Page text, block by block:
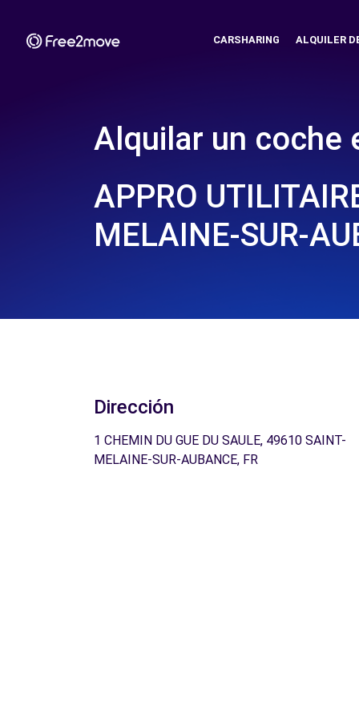
CARSHARING ALQUILER
Alquilar un coche
APPRO
MELAINE-SUR-
Dirección
1 CHEMIN DU GUE DU SAULE, 49610 SAINT-
MELAINE-SUR-AUBANCE, FR